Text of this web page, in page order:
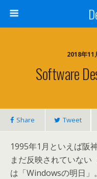
2018年
Software
Share Tweet
1995年1月といえば阪
まだ反映されていない
は「Windowsの明日」